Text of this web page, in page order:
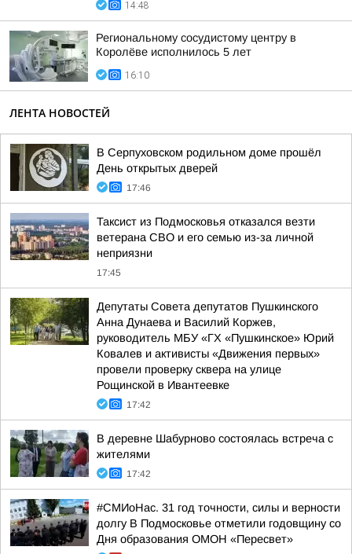
14:48
Региональному сосудистому центру в
Королёве исполнилось 5 лет
16:10
ЛЕНТА НОВОСТЕЙ
В Серпуховском родильном доме прошёл
День открытых дверей
17:46
Таксист из Подмосковья отказался везти
ветерана СВО и его семью из-за личной
неприязни
17:45
Депутаты Совета депутатов Пушкинского
Анна Дунаева и Василий Коржев,
руководитель МБУ «ГХ «Пушкинское» Юрий
Ковалев и активисты «Движения первых»
провели проверку сквера на улице
Рощинской в Ивантеевке
17:42
В деревне Шабурново состоялась встреча с
жителями
17:42
#СМИоНас. 31 год точности, силы и верности
долгу В Подмосковье отметили годовщину со
Дня образования ОМОН «Пересвет»